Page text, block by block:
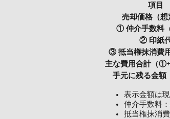
項目
売却価格（想
① 仲介手数料（
② 印紙
③ 抵当権抹消費用
主な費用合計（
手元に残る金額
表示金額は
仲介手数料
抵当権抹消